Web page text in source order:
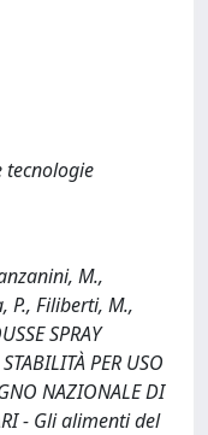
tecnologie
M.,
P., Filiberti, M.,
SPRAY
PER USO
NAZIONALE DI
- Gli alimenti del